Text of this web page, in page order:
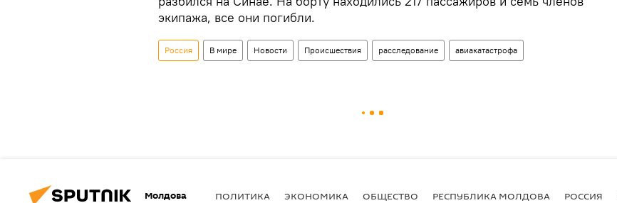
экипажа, все они погибли.
Россия В мире Новости Происшествия расследование авиакатастрофа
Молдова ПОЛИТИКА ЭКОНОМИКА ОБЩЕСТВО РЕСПУБЛИКА МОЛДОВА РОССИЯ